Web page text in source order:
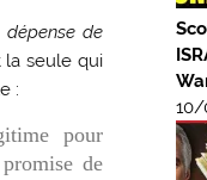
dépense de
la seule qui
:
pour
de